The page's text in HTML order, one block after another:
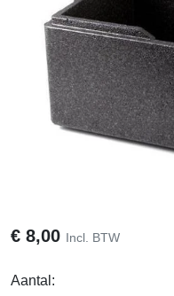
€ 8,00 Incl. BTW
Aantal: